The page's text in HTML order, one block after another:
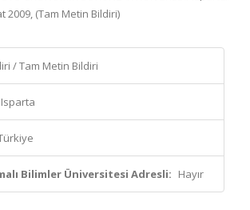
2009, (Tam Metin Bildiri)
/ Tam Metin Bildiri
Isparta
Bilimler Üniversitesi Adresli: Hayır